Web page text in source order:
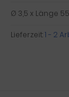
Ø 3,5 x Länge
Lieferzeit:1 - 2